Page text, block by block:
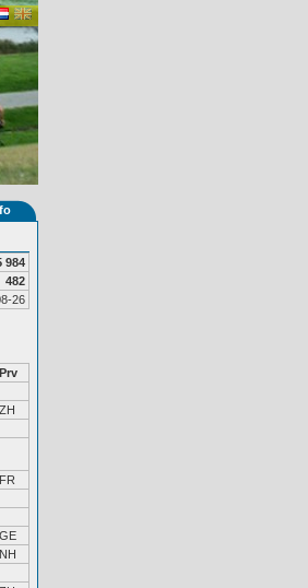
984
482
26
Prv
ZH
FR
GE
NH